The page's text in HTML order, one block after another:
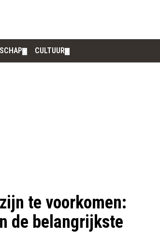
CULTUUR
te voorkomen:
de belangrijkste